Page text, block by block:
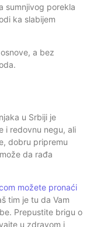
sumnjivog porekla
ka slabijem
a bez
u Srbiji je
i redovnu negu, ali
dobru pripremu
da rađa
možete pronaći
tim je tu da Vam
Prepustite brigu o
u zdravom i